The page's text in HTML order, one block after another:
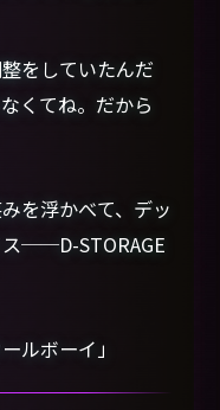
をしていたんだ
くてね。だから
を浮かべて、デッ
ス──D-STORAGE
ルボーイ」